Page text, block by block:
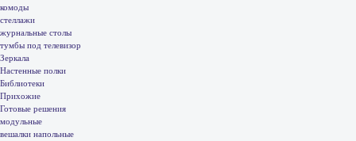
комоды
стеллажи
журнальные столы
тумбы под телевизор
Зеркала
Настенные полки
Библиотеки
Прихожие
Готовые решения
модульные
вешалки напольные